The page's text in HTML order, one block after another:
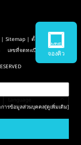
จองคิว
|Sitemap| ตั้งค่าคุกกี้
ลขที่จดทะเบียน : 211-09-
Language
การข้อมูลส่วนบุคคล[ดูเพิ่มเติม]